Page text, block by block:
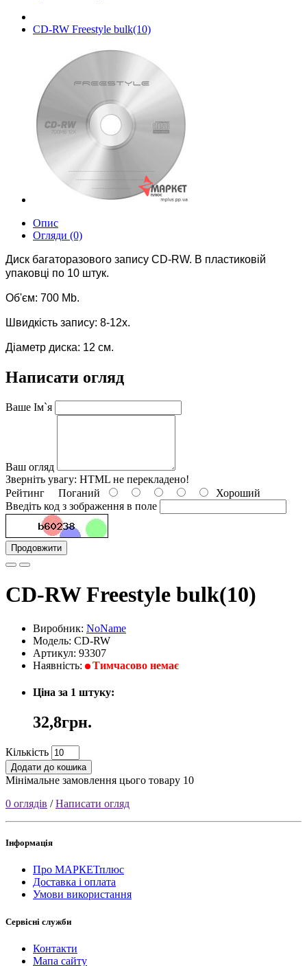
CD-RW Freestyle bulk(10)
Опис
Огляди (0)
Диск багаторазового запису CD-RW. В пластиковій
упаковці по 10 штук.
Об'єм: 700 Mb.
Швидкість запису: 8-12х.
Діаметр диска: 12 см.
Написати огляд
Ваше Ім`я
Ваш огляд
Зверніть увагу: HTML не перекладено!
Рейтинг Поганий
Хороший
Введіть код з зображення в поле
Продовжити
CD-RW Freestyle bulk(10)
Виробник: NoName
Модель: CD-RW
Артикул: 93307
Наявність:
Тимчасово немає
Ціна за 1 штуку:
32,8грн.
Кількість
Додати до кошика
Мінімальне замовлення цього товару 10
0 оглядів /Написати огляд
Інформація
Про МАРКЕТплюс
Доставка і оплата
Умови використання
Сервісні служби
Контакти
Мапа сайту